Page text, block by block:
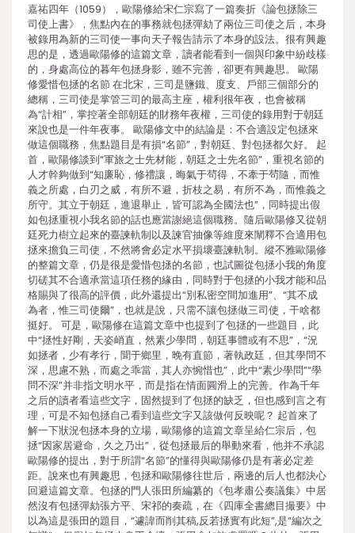
嘉祐四年（1059），歐陽修給宋仁宗寫了一篇奏折《論包拯除三
司使上書》，焦點內在的事務就包拯彈劾了兩位三司使之后，本身
被錄用為新的三司使一事向天子報告請示了本身的設法。很有興趣
思的是，透過歐陽修的這篇文章，讀者能看到一個與印象中紛歧樣
的，身處高位的暮年包拯身影，雖不完善，卻更有興趣思。 歐陽
修愛惜包拯的名節 在北宋，三司是鹽鐵、度支、戶部三個部分的
總稱，三司使是掌管三司的最高主座，權利很年夜，也會被稱
為“計相”，掌控著全部朝廷的財務年夜權，三司使的錄用對于朝廷
來說也是一件年夜事。 歐陽修文中的結論是：不合適設定包拯來
做這個職務，焦點題目是有損“名節”，對朝廷、對包拯都欠好。 起
首，歐陽修談到“軍旅之士先材能，朝廷之士先名節”，重視名節的
人才幹夠做到“知廉恥，修禮讓，晦氣于茍得，不牽于茍隨，而惟
義之所處，白刃之威，有所不避，折枝之易，有所不為，而惟義之
所守。其立于朝廷，進退舉止，皆可認為全國法也”，同時提出假
如包拯重視小我名節的話也應當謝絕這個職務。隨后歐陽修又從朝
廷死力樹立起來的臺諫軌制以及諫官抽像等維度來闡釋不合適用包
拯來擔負三司使，不然將會必定水平損壞臺諫軌制。縱不雅歐陽修
的整篇文章，仍是很是愛惜包拯的名節，也試圖從包拯小我的角度
切磋其不合適承當這項任務的緣由，同時對于包拯的小我才能和品
格賜與了很高的評價，此外還提出“別私密空間加進用”、“其不成
為者，惟三司使爾”，也就是說，只需不讓包拯做三司使，干啥都
挺好。 可是，歐陽修在這篇文章中也提到了包拯的一些題目，此
中“拯性好剛，天姿峭直，然素少學問，朝廷事體或有不思”，“況
如拯者，少有孝行，聞于鄉里，晚有直節，著執政廷，但其學問不
深，思慮不熟，而處之乖當，其人亦惋惜也”，此中“素少學問”“學
問不深”并非指文明水平，而是指在情面圓滑上的完善。作為千年
之后的讀者看這些文字，固然提到了包拯的缺乏，但也感到言之有
理，可是不知包拯自己看到這些文字又該做何反映呢？ 起首來了
解一下狀況包拯本身的立場，歐陽修的這篇文章呈給仁宗后，包
拯“因家居避命，久之乃出”，從包拯最后的舉動來看，他并不承認
歐陽修的提出，對于所謂“名節”的懂得與歐陽修仍是有著必定差
距。說來也有興趣思，包拯和歐陽修往世后，兩邊的后人也都決心
回避這篇文章。包拯的門人張田所編纂的《包孝肅公奏議集》中居
然沒有包拯彈劾張方平、宋祁的奏疏，在《四庫全書總目撮要》中
以為這是張田的題目，“遽諱而削其稿,反若拯實有此短”,是“編次之